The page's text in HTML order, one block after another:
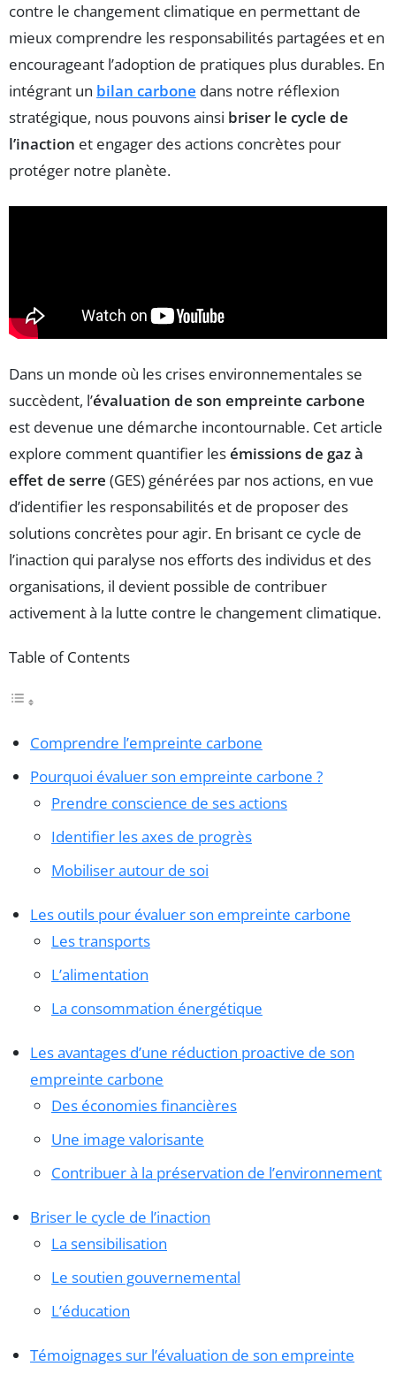
contre le changement climatique en permettant de
mieux comprendre les responsabilités partagées et en
encourageant l’adoption de pratiques plus durables. En
intégrant un bilan carbone dans notre réflexion
stratégique, nous pouvons ainsi briser le cycle de
l’inaction et engager des actions concrètes pour
protéger notre planète.
Dans un monde où les crises environnementales se
succèdent, l’évaluation de son empreinte carbone
est devenue une démarche incontournable. Cet article
explore comment quantifier lesémissions de gaz à
effet de serre (GES) générées par nos actions, en vue
d’identifier les responsabilités et de proposer des
solutions concrètes pour agir. En brisant ce cycle de
l’inaction qui paralyse nos efforts des individus et des
organisations, il devient possible de contribuer
activement à la lutte contre le changement climatique.
Table of Contents
Comprendre l’empreinte carbone
Pourquoi évaluer son empreinte carbone ?
Prendre conscience de ses actions
Identifier les axes de progrès
Mobiliser autour de soi
Les outils pour évaluer son empreinte carbone
Les transports
L’alimentation
La consommation énergétique
Les avantages d’une réduction proactive de son
empreinte carbone
Des économies financières
Une image valorisante
Contribuer à la préservation de l’environnement
Briser le cycle de l’inaction
La sensibilisation
Le soutien gouvernemental
L’éducation
Témoignages sur l’évaluation de son empreinte